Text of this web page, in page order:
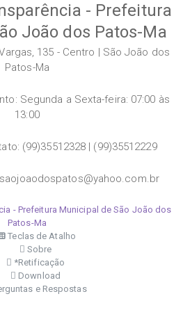
- Prefeitura
João dos Patos-Ma
135 - Centro | São João dos
Patos-Ma
Segunda a Sexta-feira: 07:00 às
13:00
(99)35512328 | (99)35512229
- Prefeitura Municipal de São João dos
Patos-Ma
Teclas de Atalho
Sobre
*Retificação
Download
e Respostas